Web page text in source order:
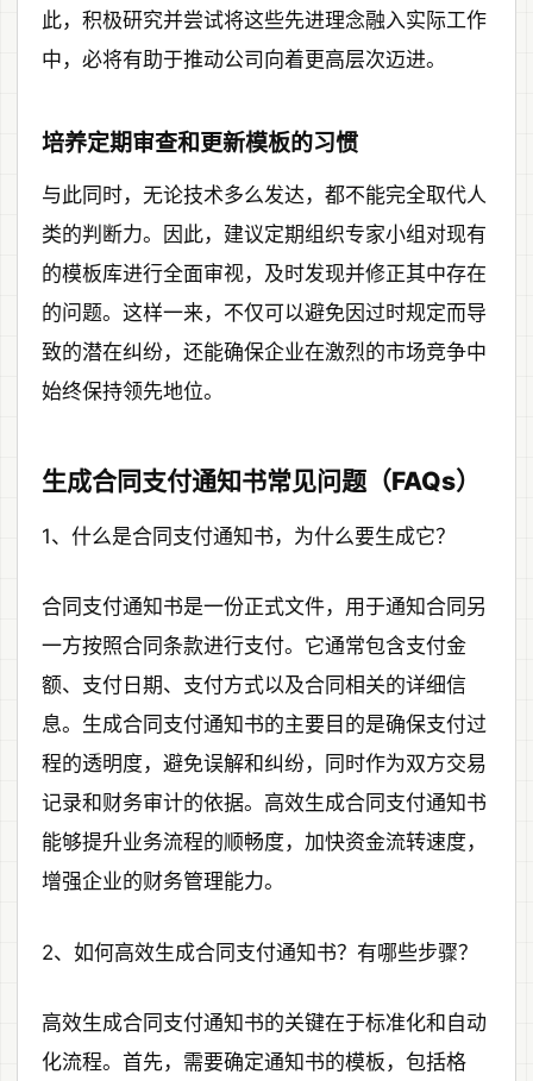
此，积极研究并尝试将这些先进理念融入实际工作
中，必将有助于推动公司向着更高层次迈进。
培养定期审查和更新模板的习惯
与此同时，无论技术多么发达，都不能完全取代人
类的判断力。因此，建议定期组织专家小组对现有
的模板库进行全面审视，及时发现并修正其中存在
的问题。这样一来，不仅可以避免因过时规定而导
致的潜在纠纷，还能确保企业在激烈的市场竞争中
始终保持领先地位。
生成合同支付通知书常见问题（FAQs）
1、什么是合同支付通知书，为什么要生成它？
合同支付通知书是一份正式文件，用于通知合同另
一方按照合同条款进行支付。它通常包含支付金
额、支付日期、支付方式以及合同相关的详细信
息。生成合同支付通知书的主要目的是确保支付过
程的透明度，避免误解和纠纷，同时作为双方交易
记录和财务审计的依据。高效生成合同支付通知书
能够提升业务流程的顺畅度，加快资金流转速度，
增强企业的财务管理能力。
2、如何高效生成合同支付通知书？有哪些步骤？
高效生成合同支付通知书的关键在于标准化和自动
化流程。首先，需要确定通知书的模板，包括格